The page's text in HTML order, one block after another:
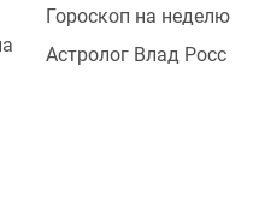
Гороскоп на неделю
Астролог Влад Росс